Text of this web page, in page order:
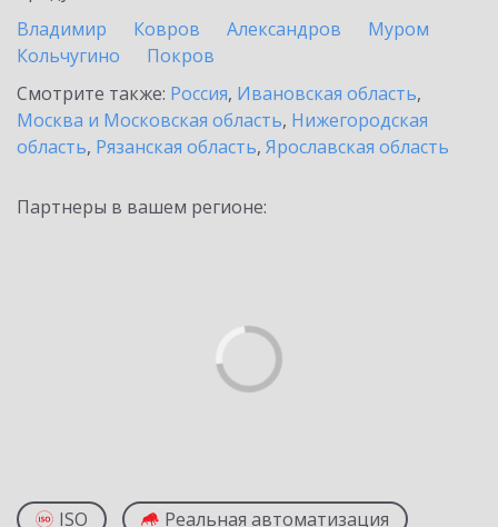
Владимир
Ковров Александров
Муром
Кольчугино
Покров
Смотрите также: Россия, Ивановская область,
Москва и Московская область, Нижегородская
область, Рязанская область, Ярославская область
Партнеры в вашем регионе:
ISO Реальная автоматизация